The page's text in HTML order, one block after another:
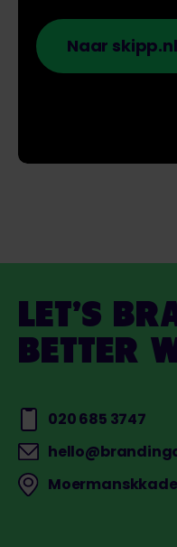
Naar skipp.nl
LET’S
BETTER
020 685 3747